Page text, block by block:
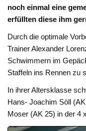
noch einmal eine
erfüllten diese ihm
Durch die optimale
Trainer Alexander
Schwimmern im
Staffeln ins Rennen zu
In ihrer Altersklasse
Hans- Joachim Söll
Moser (AK 25) in der 4